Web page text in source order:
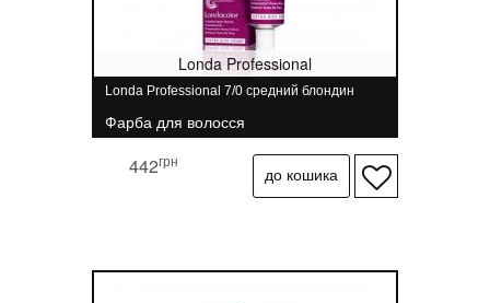
Londa Professional
Londa Professional 7/0 средний блондин
Фарба для волосся
442грн